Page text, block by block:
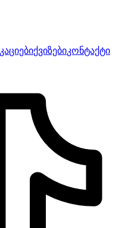
ქვიზებიკონტაქტი